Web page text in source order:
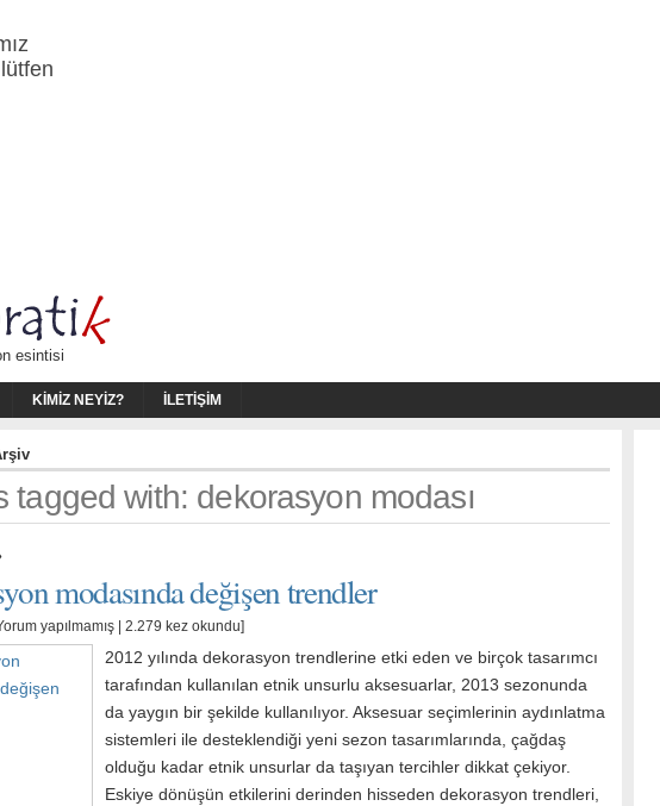
esintisi
KIMIZ NEYIZ? İLETIŞIM
tagged with: dekorasyon modası
modasında değişen trendler
yapılmamış | 2.279 kez okundu]
2012 yılında dekorasyon trendlerine etki eden ve birçok tasarımcı
tarafından kullanılan etnik unsurlu aksesuarlar, 2013 sezonunda
da yaygın bir şekilde kullanılıyor. Aksesuar seçimlerinin aydınlatma
sistemleri ile desteklendiği yeni sezon tasarımlarında, çağdaş
olduğu kadar etnik unsurlar da taşıyan tercihler dikkat çekiyor.
Eskiye dönüşün etkilerini derinden hisseden dekorasyon trendleri,